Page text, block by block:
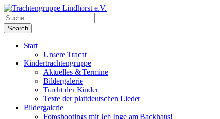
Start
Unsere Tracht
Kindertrachtengruppe
Aktuelles & Termine
Bildergalerie
Tracht der Kinder
Texte der plattdeutschen Lieder
Bildergalerie
Fotoshootings mit Jeb Inge am Backhaus!